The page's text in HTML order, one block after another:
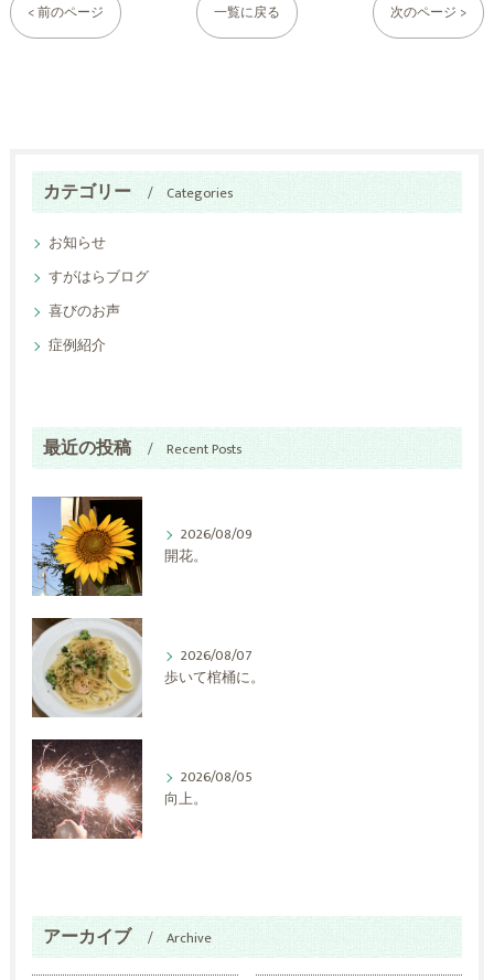
< 前のページ 一覧に戻る 次のページ >
カテゴリー Categories
お知らせ
すがはらブログ
喜びのお声
症例紹介
最近の投稿 Recent Posts
2026/08/09
開花。
2026/08/07
歩いて棺桶に。
2026/08/05
向上。
アーカイブ Archive